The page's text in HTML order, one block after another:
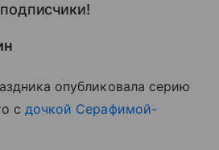
опубликовала серию
сдочкой Серафимой-